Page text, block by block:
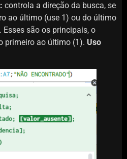
controla a direção da busca, se
ao último (use 1) ou do último
Esses são os principais, o
primeiro ao último (1). Uso